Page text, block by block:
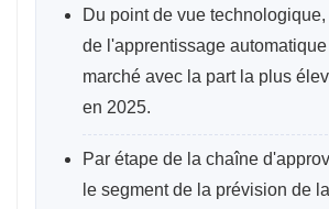
Du point de vue
de l'apprentissage
marché avec la part la plus
en 2025.
Par étape de la chaîne
le segment de la prévision de